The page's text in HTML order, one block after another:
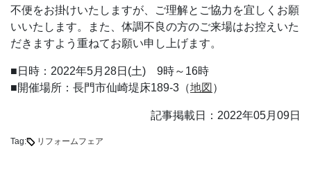
不便をお掛けいたしますが、ご理解とご協力を宜しくお願
いいたします。また、体調不良の方のご来場はお控えいた
だきますよう重ねてお願い申し上げます。
■日時：2022年5月28日(土) 9時～16時
■開催場所：長門市仙崎堤床189-3（地図 ）
記事掲載日：2022年05月09日
Tag: リフォームフェア